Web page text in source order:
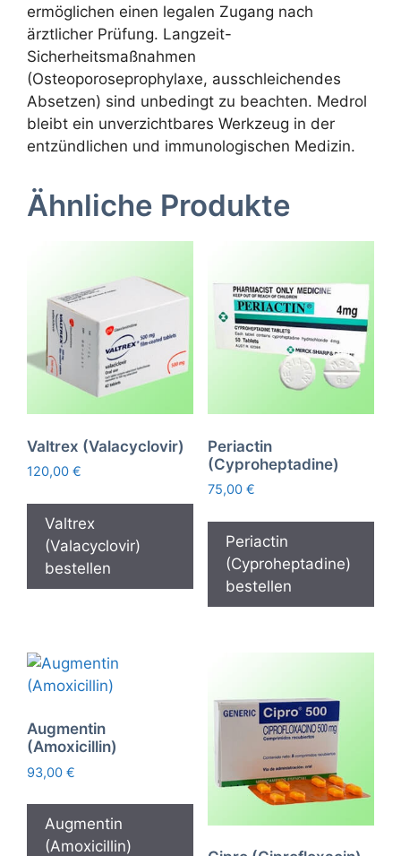
ermöglichen einen legalen Zugang nach
ärztlicher Prüfung. Langzeit-
Sicherheitsmaßnahmen
(Osteoporoseprophylaxe, ausschleichendes
Absetzen) sind unbedingt zu beachten. Medrol
bleibt ein unverzichtbares Werkzeug in der
entzündlichen und immunologischen Medizin.
Ähnliche Produkte
Valtrex (Valacyclovir)
120,00 €
Valtrex
(Valacyclovir)
bestellen
Periactin
(Cyproheptadine)
75,00 €
Periactin
(Cyproheptadine)
bestellen
Augmentin
(Amoxicillin)
93,00 €
Augmentin
(Amoxicillin)